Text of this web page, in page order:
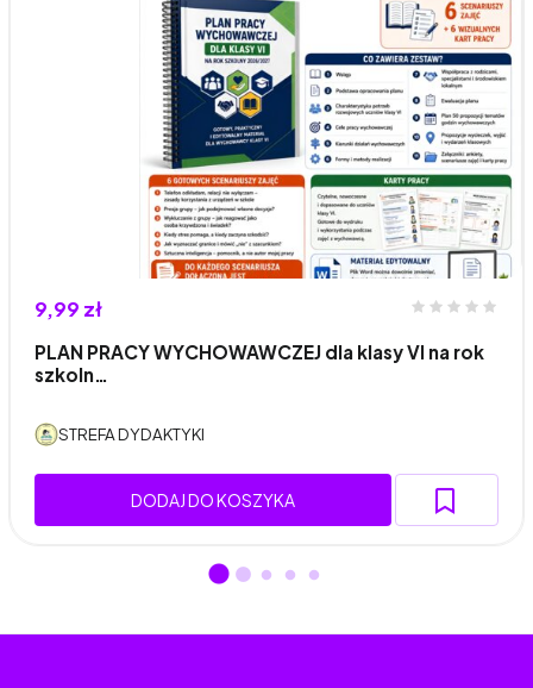
9,99 zł
PLAN PRACY WYCHOWAWCZEJ dla klasy VI na rok
szkoln…
STREFA DYDAKTYKI
DODAJ DO KOSZYKA